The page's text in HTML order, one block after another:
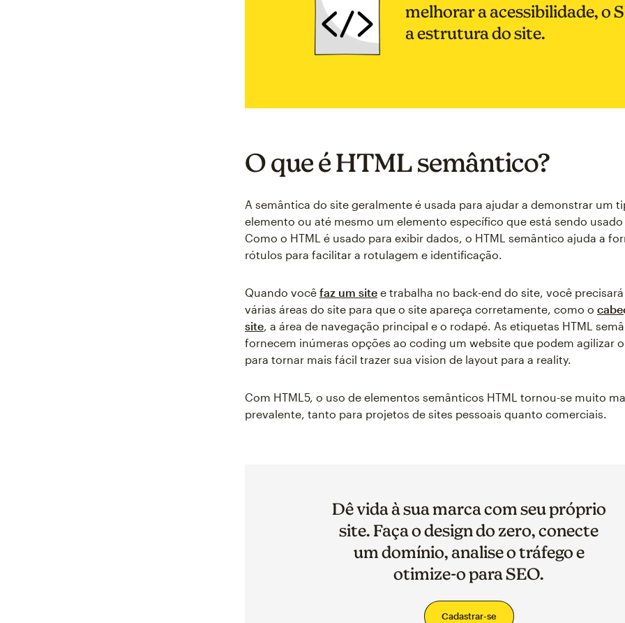
melhorar a acessibilidade, o
a estrutura do site.
O que é HTML semântico?
A semântica do site geralmente é usada para ajudar a demonstrar um
elemento ou até mesmo um elemento específico que está sendo
Como o HTML é usado para exibir dados, o HTML semântico ajuda a
rótulos para facilitar a rotulagem e identificação.
Quando você faz um site e trabalha no back-end do site, você
várias áreas do site para que o site apareça corretamente, como o
site, a área de navegação principal e o rodapé. As etiquetas HTML
fornecem inúmeras opções ao coding um website que podem agilizar
para tornar mais fácil trazer sua vision de layout para a reality.
Com HTML5, o uso de elementos semânticos HTML tornou-se muito
prevalente, tanto para projetos de sites pessoais quanto comerciais.
Dê vida à sua marca com seu próprio
site. Faça o design do zero, conecte
um domínio, analise o tráfego e
otimize-o para SEO.
Cadastrar-se